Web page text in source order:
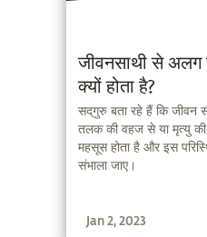
जीवनसाथी से अलग
क्यों होता है?
सद्‌गुरु बता रहे हैं कि जीवन
तलक की वहज से या मृत्यु की
महसूस होता है और इस
संभाला जाए।
Jan 2, 2023